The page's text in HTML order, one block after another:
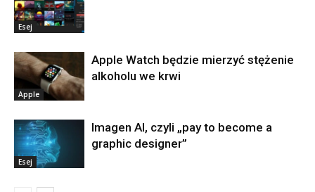
Esej
Apple
Apple Watch będzie mierzyć stężenie
alkoholu we krwi
Esej
Imagen AI, czyli „pay to become a
graphic designer”